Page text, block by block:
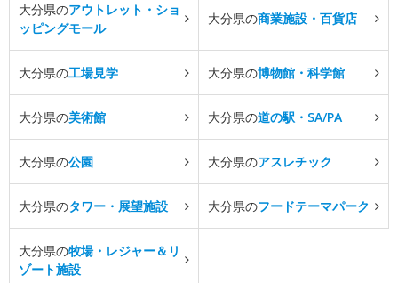
大分県のアウトレット・ショ
ッピングモール
大分県の商業施設・百貨店
大分県の工場見学 大分県の博物館・科学館
大分県の美術館 大分県の道の駅・SA/PA
大分県の公園 大分県のアスレチック
大分県のタワー・展望施設 大分県のフードテーマパーク
大分県の牧場・レジャー＆リ
ゾート施設